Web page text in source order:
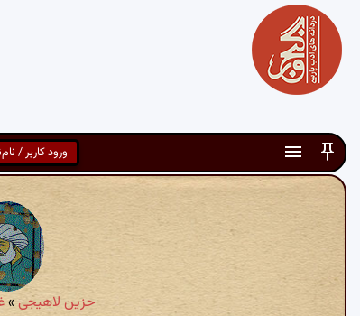
ورود کاربر /
حزین لاهیجی»